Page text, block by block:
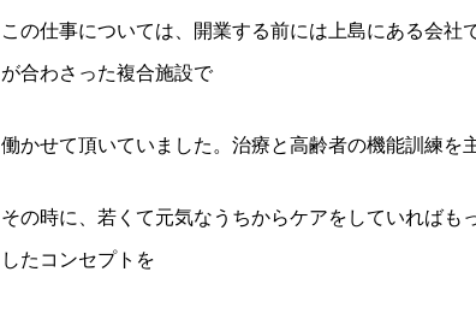
この仕事については、開業する前には上島にある会社
が合わさった複合施設で
働かせて頂いていました。治療と高齢者の機能訓練を
その時に、若くて元気なうちからケアをしていればも
したコンセプトを